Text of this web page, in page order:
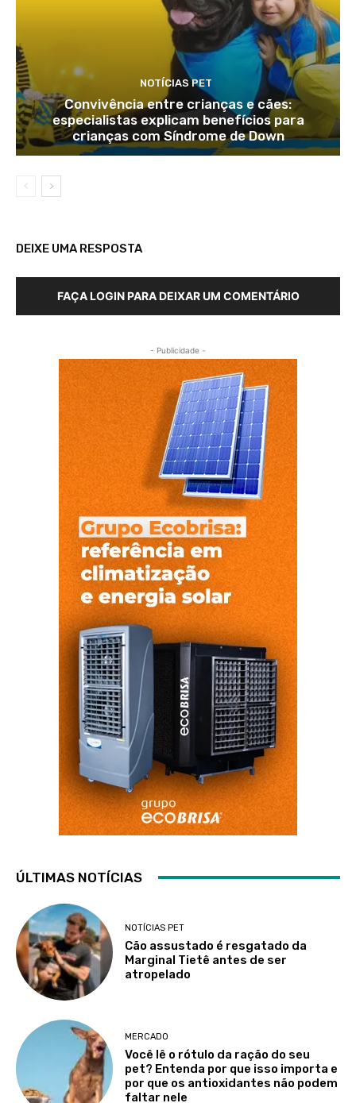
NOTÍCIAS PET
Convivência entre crianças e cães:
especialistas explicam benefícios para
crianças com Síndrome de Down
DEIXE UMA RESPOSTA
FAÇA LOGIN PARA DEIXAR UM COMENTÁRIO
- Publicidade -
ÚLTIMAS NOTÍCIAS
NOTÍCIAS PET
Cão assustado é resgatado da
Marginal Tietê antes de ser
atropelado
MERCADO
Você lê o rótulo da ração do seu
pet? Entenda por que isso importa e
por que os antioxidantes não podem
faltar nele